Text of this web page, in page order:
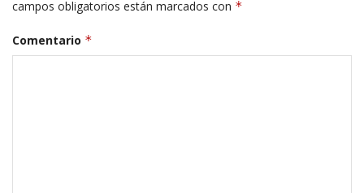
campos obligatorios están marcados con *
Comentario *